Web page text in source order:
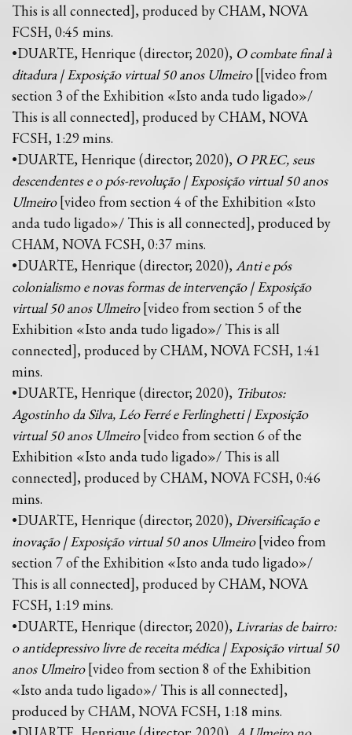
This is all connected], produced by CHAM, NOVA
FCSH, 0:45 mins.
•DUARTE, Henrique (director; 2020), O combate final à
ditadura | Exposição virtual 50 anos Ulmeiro[[video from
section 3 of the Exhibition «Isto anda tudo ligado»/
This is all connected], produced by CHAM, NOVA
FCSH, 1:29 mins.
•DUARTE, Henrique (director; 2020), O PREC, seus
descendentes e o pós-revolução | Exposição virtual 50 anos
Ulmeiro[video from section 4 of the Exhibition «Isto
anda tudo ligado»/ This is all connected], produced by
CHAM, NOVA FCSH, 0:37 mins.
•DUARTE, Henrique (director; 2020), Anti e pós
colonialismo e novas formas de intervenção | Exposição
virtual 50 anos Ulmeiro[video from section 5 of the
Exhibition «Isto anda tudo ligado»/ This is all
connected], produced by CHAM, NOVA FCSH, 1:41
mins.
•DUARTE, Henrique (director; 2020), Tributos:
Agostinho da Silva, Léo Ferré e Ferlinghetti | Exposição
virtual 50 anos Ulmeiro[video from section 6 of the
Exhibition «Isto anda tudo ligado»/ This is all
connected], produced by CHAM, NOVA FCSH, 0:46
mins.
•DUARTE, Henrique (director; 2020), Diversificação e
inovação | Exposição virtual 50 anos Ulmeiro[video from
section 7 of the Exhibition «Isto anda tudo ligado»/
This is all connected], produced by CHAM, NOVA
FCSH, 1:19 mins.
•DUARTE, Henrique (director; 2020), Livrarias de bairro:
o antidepressivo livre de receita médica | Exposição virtual 50
anos Ulmeiro[video from section 8 of the Exhibition
«Isto anda tudo ligado»/ This is all connected],
produced by CHAM, NOVA FCSH, 1:18 mins.